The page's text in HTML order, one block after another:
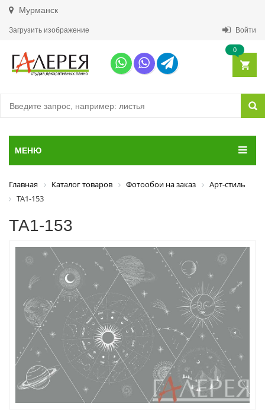
Мурманск
Загрузить изображение Войти
0
МЕНЮ
Главная Каталог товаров Фотообои на заказ
Арт-стиль
ТА1-153
ТА1-153